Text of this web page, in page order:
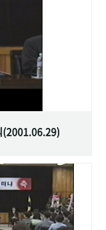
(2001.06.29)